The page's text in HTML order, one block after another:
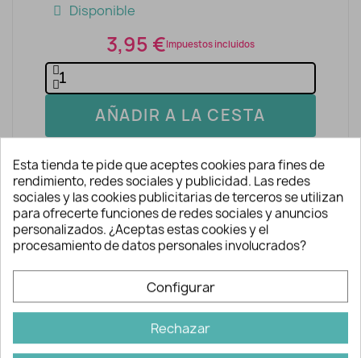
Disponible
3,95 €Impuestos incluidos
AÑADIR A LA CESTA
Descripción y detalles
Rotulador Pilot Frixion Ball
Color negro
Esta tienda te pide que aceptes cookies para fines de
rendimiento, redes sociales y publicidad. Las redes
sociales y las cookies publicitarias de terceros se utilizan
para ofrecerte funciones de redes sociales y anuncios
personalizados. ¿Aceptas estas cookies y el
procesamiento de datos personales involucrados?
Configurar
Rechazar